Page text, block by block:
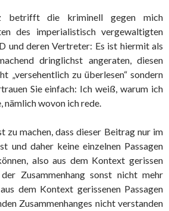
betrifft die kriminell gegen mich
des imperialistisch vergewaltigten
und deren Vertreter: Es ist hiermit als
dringlichst angeraten, diesen
„versehentlich zu überlesen“ sondern
Sie einfach: Ich weiß, warum ich
nämlich wovon ich rede.
zu machen, dass dieser Beitrag nur im
und daher keine einzelnen Passagen
also aus dem Kontext gerissen
Zusammenhang sonst nicht mehr
dem Kontext gerissenen Passagen
Zusammenhanges nicht verstanden